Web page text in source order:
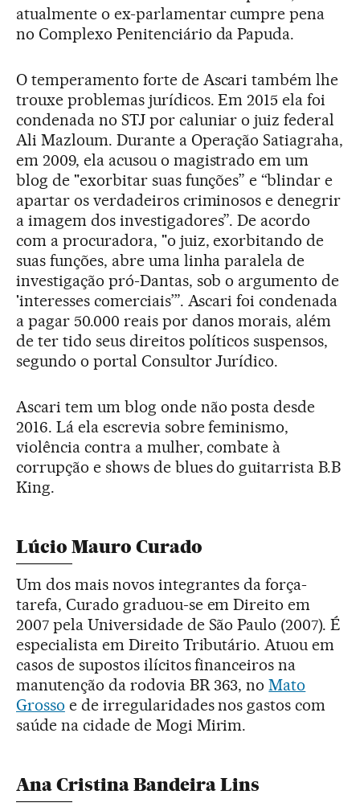
atualmente o ex-parlamentar cumpre pena
no Complexo Penitenciário da Papuda.
O temperamento forte de Ascari também lhe
trouxe problemas jurídicos. Em 2015 ela foi
condenada no STJ por caluniar o juiz federal
Ali Mazloum. Durante a Operação Satiagraha,
em 2009, ela acusou o magistrado em um
blog de "exorbitar suas funções” e “blindar e
apartar os verdadeiros criminosos e denegrir
a imagem dos investigadores”. De acordo
com a procuradora, "o juiz, exorbitando de
suas funções, abre uma linha paralela de
investigação pró-Dantas, sob o argumento de
'interesses comerciais’”. Ascari foi condenada
a pagar 50.000 reais por danos morais, além
de ter tido seus direitos políticos suspensos,
segundo o portal Consultor Jurídico.
Ascari tem um blog onde não posta desde
2016. Lá ela escrevia sobre feminismo,
violência contra a mulher, combate à
corrupção e shows de blues do guitarrista B.B
King.
Lúcio Mauro Curado
Um dos mais novos integrantes da força-
tarefa, Curado graduou-se em Direito em
2007 pela Universidade de São Paulo (2007). É
especialista em Direito Tributário. Atuou em
casos de supostos ilícitos financeiros na
manutenção da rodovia BR 363, noMato
Grosso e de irregularidades nos gastos com
saúde na cidade de Mogi Mirim.
Ana Cristina Bandeira Lins